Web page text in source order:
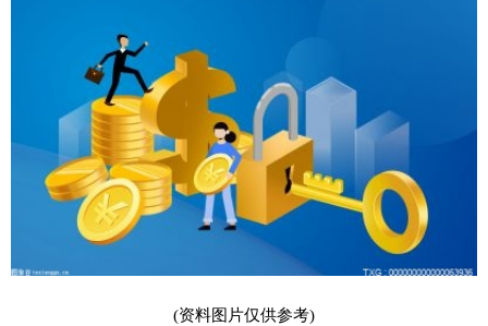
(资料图片仅供参考)